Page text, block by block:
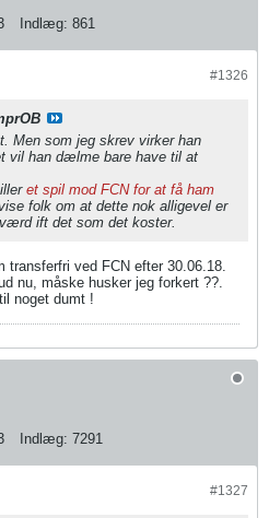
Indlæg: 861
#1326
Men som jeg skrev virker han
vil han dælme bare have til at
et spil mod FCN for at få ham
folk om at dette nok alligevel er
ift det som det koster.
ved FCN efter 30.06.18.
nu, måske husker jeg forkert ??.
noget dumt !
Indlæg: 7291
#1327